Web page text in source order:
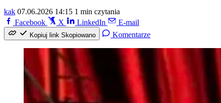
kak 07.06.2026 14:15 1 min czytania
Facebook
X LinkedIn E-mail
Kopiuj link Skopiowano Komentarze